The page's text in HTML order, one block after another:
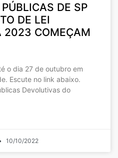
DE SP
DE LEI
2023 COMEÇAM
o dia 27 de outubro em
Escute no link abaixo.
Devolutivas do
10/10/2022